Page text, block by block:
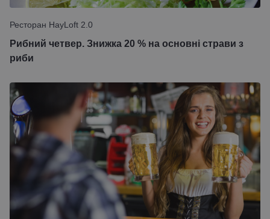
Ресторан HayLoft 2.0
Рибний четвер. Знижка 20 % на основні страви з
риби